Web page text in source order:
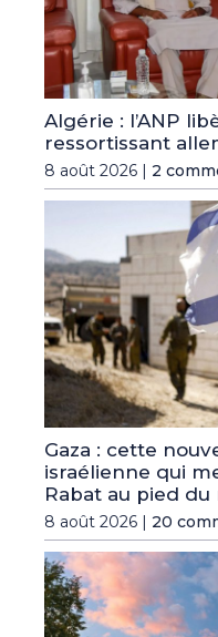
Algérie : l’ANP
ressortissant
8 août 2026 | 2
Gaza : cette
israélienne qui
Rabat au pied du
8 août 2026 | 20